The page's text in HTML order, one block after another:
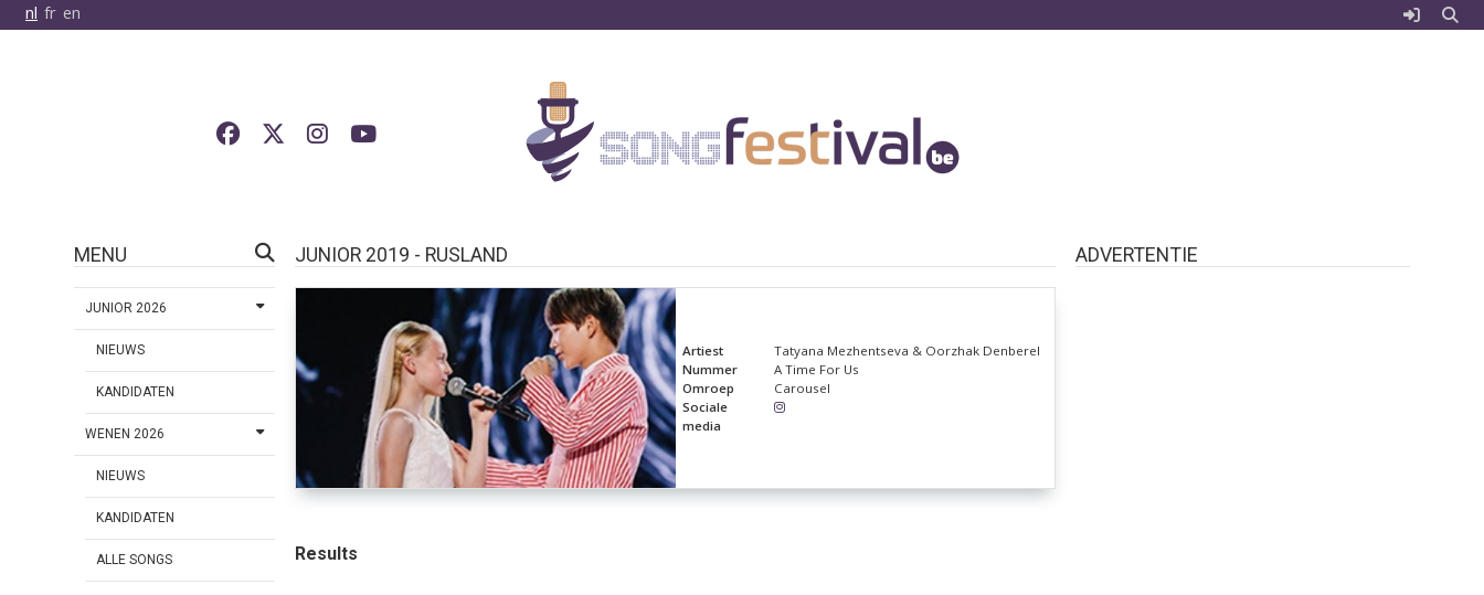
nl fr en
MENU
JUNIOR 2026
NIEUWS
KANDIDATEN
WENEN 2026
NIEUWS
KANDIDATEN
ALLE SONGS
JUNIOR 2019 - RUSLAND
Artiest
Tatyana Mezhentseva & Oorzhak Denberel
Nummer
A Time For Us
Omroep
Carousel
Sociale
media
Results
ADVERTENTIE